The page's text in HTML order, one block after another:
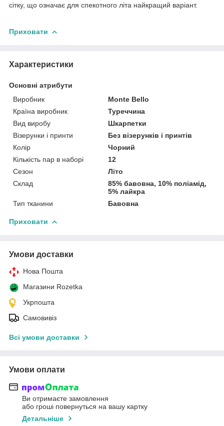
сітку, що означає для спекотного літа найкращий варіант.
Приховати
Характеристики
Основні атрибути
Виробник
Monte Bello
Країна виробник
Туреччина
Вид виробу
Шкарпетки
Візерунки і принти
Без візерунків і принтів
Колір
Чорний
Кількість пар в наборі
12
Сезон
Літо
Склад
85% бавовна, 10% поліамід,
5% лайкра
Тип тканини
Бавовна
Приховати
Умови доставки
Нова Пошта
Магазини Rozetka
Укрпошта
Самовивіз
Всі умови доставки
Умови оплати
Ви отримаєте замовлення
або гроші повернуться на вашу картку
Детальніше